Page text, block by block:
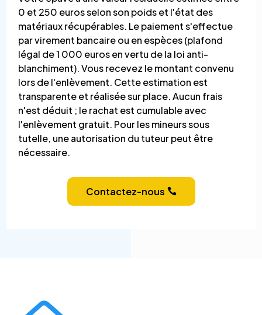
0 et 250 euros selon son poids et l'état des
matériaux récupérables. Le paiement s'effectue
par virement bancaire ou en espèces (plafond
légal de 1 000 euros en vertu de la loi anti-
blanchiment). Vous recevez le montant convenu
lors de l'enlèvement. Cette estimation est
transparente et réalisée sur place. Aucun frais
n'est déduit ; le rachat est cumulable avec
l'enlèvement gratuit. Pour les mineurs sous
tutelle, une autorisation du tuteur peut être
nécessaire.
Contactez-nous